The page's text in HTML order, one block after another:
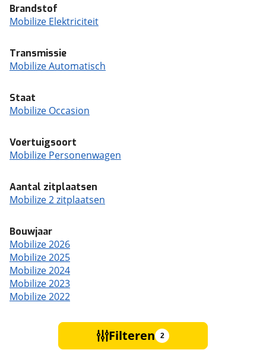
Brandstof
Mobilize Elektriciteit
Transmissie
Mobilize Automatisch
Staat
Mobilize Occasion
Voertuigsoort
Mobilize Personenwagen
Aantal zitplaatsen
Mobilize 2 zitplaatsen
Bouwjaar
Mobilize 2026
Mobilize 2025
Mobilize 2024
Mobilize 2023
Mobilize 2022
Filteren 2